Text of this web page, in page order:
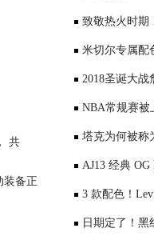
共
致敬热火时期
米切尔专属配
2018圣诞大
NBA常规赛被
塔克为何被称
AJ13 经典
3 款配色！
日期定了！黑